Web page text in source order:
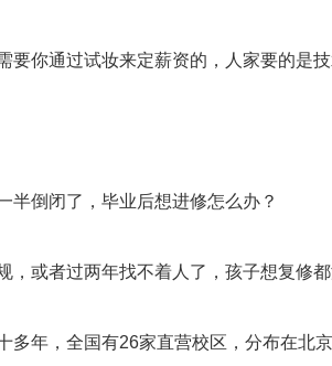
要你通过试妆来定薪资的，人家要的是
半倒闭了，毕业后想进修怎么办？
，或者过两年找不着人了，孩子想复修都
多年，全国有26家直营校区，分布在北